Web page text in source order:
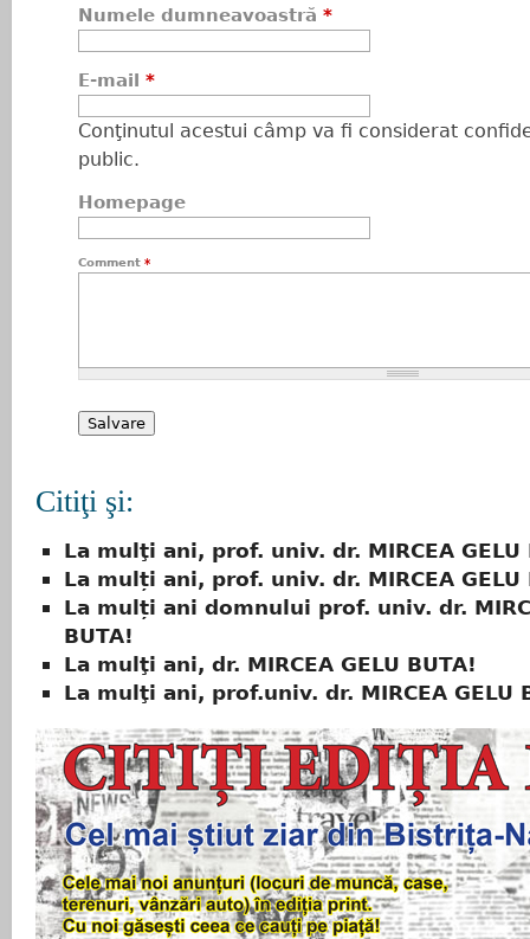
Numele dumneavoastră *
E-mail *
Conţinutul acestui câmp va fi considerat
public.
Homepage
Comment *
Citiţi şi:
La mulţi ani, prof. univ. dr. MIRCEA GELU
La mulți ani, prof. univ. dr. MIRCEA GELU
La mulți ani domnului prof. univ. dr.
BUTA!
La mulţi ani, dr. MIRCEA GELU BUTA!
La mulţi ani, prof.univ. dr. MIRCEA GELU